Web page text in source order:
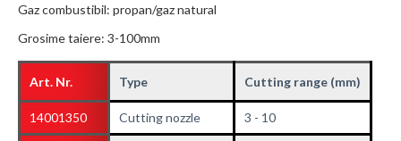
Gaz combustibil: propan/gaz natural
Grosime taiere: 3-100mm
Art. Nr. Type Cutting range (mm)
14001350 Cutting nozzle 3 - 10